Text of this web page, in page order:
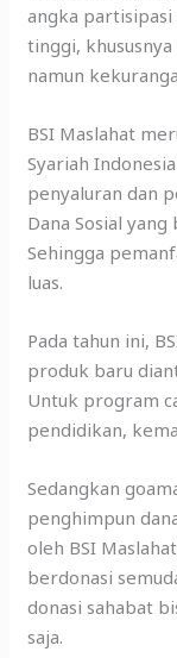
angka
tinggi,
namun
BSI Maslahat
Syariah
penyaluran dan
Dana Sosial
Sehingga
luas.
Pada tahun ini,
produk baru
Untuk program
pendidikan,
Sedangkan
penghimpun
oleh BSI
berdonasi
donasi sahabat
saja.